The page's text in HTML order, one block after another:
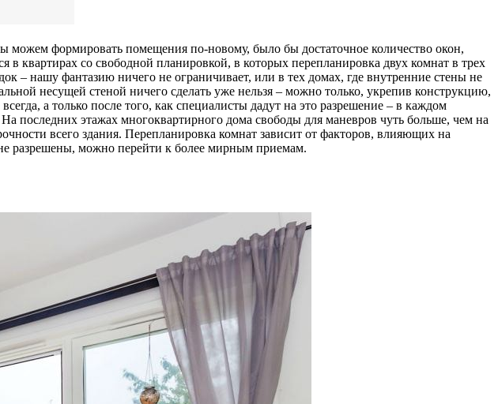
можем формировать помещения по-новому, было бы достаточное количество окон,
в квартирах со свободной планировкой, в которых перепланировка двух комнат в трех
– нашу фантазию ничего не ограничивает, или в тех домах, где внутренние стены не
несущей стеной ничего сделать уже нельзя – можно только, укрепив конструкцию,
а только после того, как специалисты дадут на это разрешение – в каждом
последних этажах многоквартирного дома свободы для маневров чуть больше, чем на
всего здания. Перепланировка комнат зависит от факторов, влияющих на
разрешены, можно перейти к более мирным приемам.